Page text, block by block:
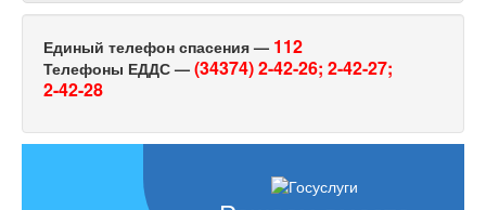
Единый телефон спасения — 112
Телефоны ЕДДС — (34374) 2-42-26; 2-42-27;
2-42-28